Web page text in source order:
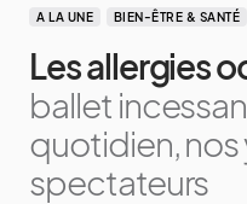
A LA UNE BIEN-ÊTRE & SANTÉ
Les allergies
ballet
quotidien, nos
spectateurs